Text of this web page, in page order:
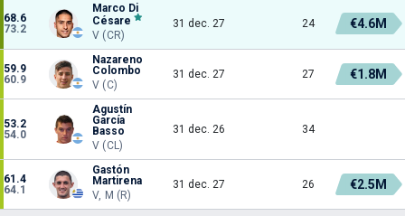
68.6
73.2
Marco Di
Césare
V (CR)
31 dec. 27 24 €4.6M
59.9
60.9
Nazareno
Colombo
V (C)
31 dec. 27 27 €1.8M
53.2
54.0
Agustín
García
Basso
V (CL)
31 dec. 26 34
61.4
64.1
Gastón
Martirena
V, M (R)
31 dec. 27 26 €2.5M